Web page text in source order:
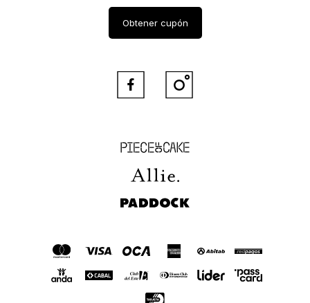
Piece of Cake
Allie
Paddock
Obtener cupón
 